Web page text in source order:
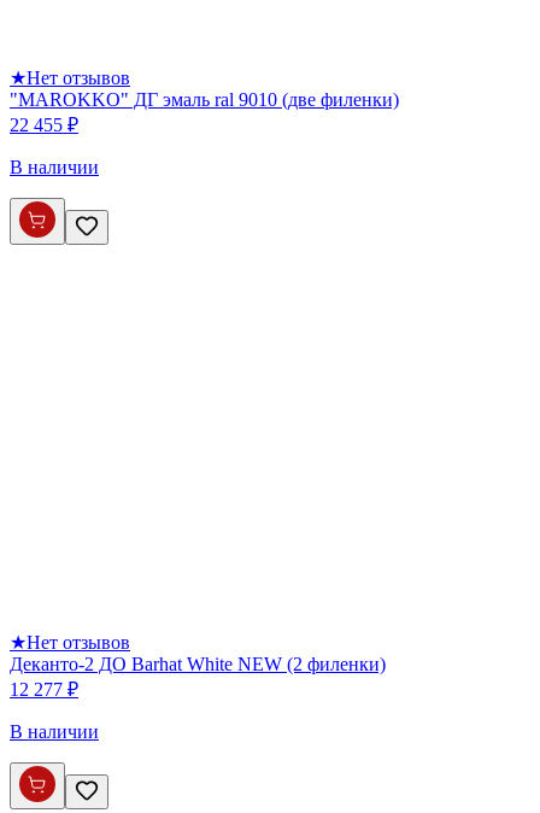
★Нет отзывов
"MAROKKO" ДГ эмаль ral 9010 (две филенки)
22 455 ₽
В наличии
★Нет отзывов
Деканто-2 ДО Barhat White NEW (2 филенки)
12 277 ₽
В наличии